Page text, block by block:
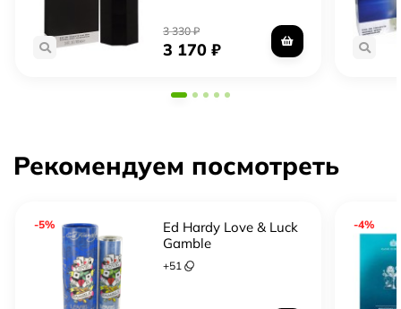
3 330₽
3 170₽
Рекомендуем посмотреть
-5%
Ed Hardy Love & Luck
Gamble
+51
-4%